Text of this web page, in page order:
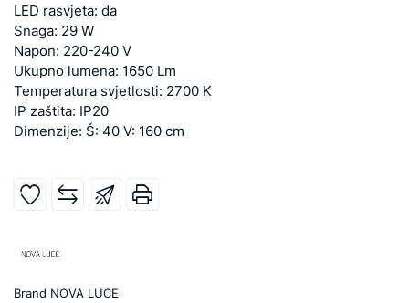
LED rasvjeta: da
Snaga: 29 W
Napon: 220-240 V
Ukupno lumena: 1650 Lm
Temperatura svjetlosti: 2700 K
IP zaštita: IP20
Dimenzije: Š: 40 V: 160 cm
Brand NOVA LUCE